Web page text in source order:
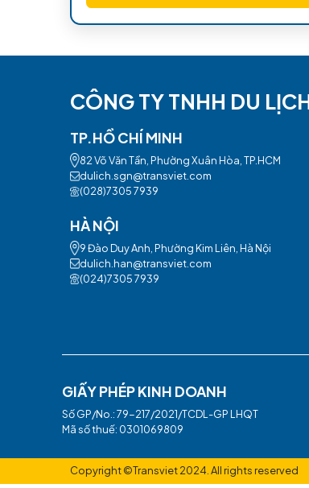
đặc sắc, gợi cho du khách liên
nhiên. Ngoài ra còn có thác
lẫy, tráng lệ của những nhũ
sáng mặt trời chiếu rọi vào
trạng sức khỏe tốt. Hành trình
BỘ LỌC SẢN PHẨM
Điểm khởi hành
Tất cả
Điểm đến
QUẢNG BÌNH
Tất cả
ÁP DỤNG